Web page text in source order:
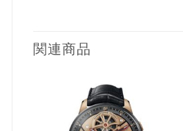
関連商品